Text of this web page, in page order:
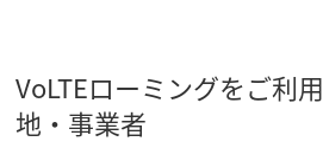
VoLTEローミングをご利
地・事業者